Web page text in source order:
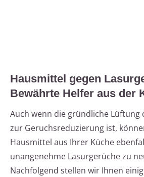
Hausmittel gegen
Bewährte Helfer aus der
Auch wenn die gründliche Lüftung
zur Geruchsreduzierung ist,
Hausmittel aus Ihrer Küche
unangenehme Lasurgerüche zu
Nachfolgend stellen wir Ihnen